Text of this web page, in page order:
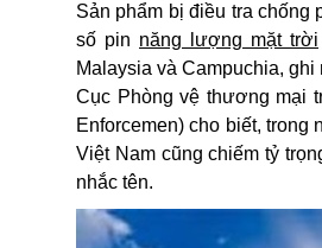
Sản phẩm bị điều tra chống
số pin năng lượng mặt trời
Malaysia và Campuchia,
Cục Phòng vệ thương mại
Enforcemen) cho biết,
Việt Nam cũng chiếm tỷ
nhắc tên.